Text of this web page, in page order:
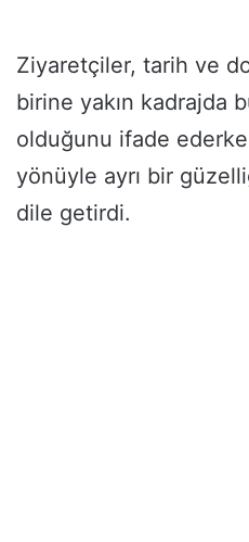
Ziyaretçiler, tarih ve
birine yakın kadrajda
olduğunu ifade
yönüyle ayrı bir
dile getirdi.